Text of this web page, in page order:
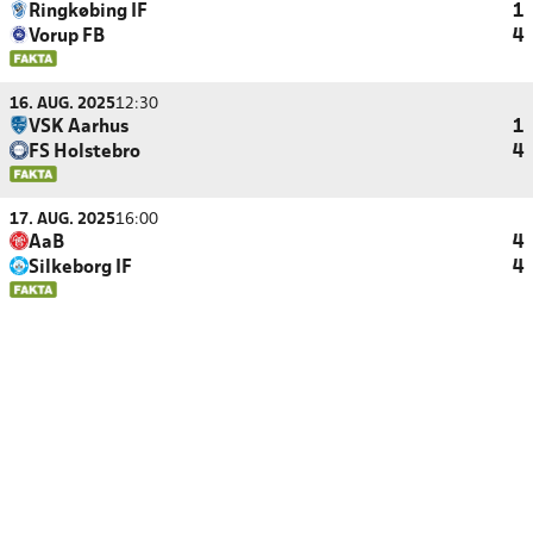
Ringkøbing IF
1
Vorup FB
4
16. AUG. 202512:30
VSK Aarhus
1
FS Holstebro
4
17. AUG. 202516:00
AaB
4
Silkeborg IF
4